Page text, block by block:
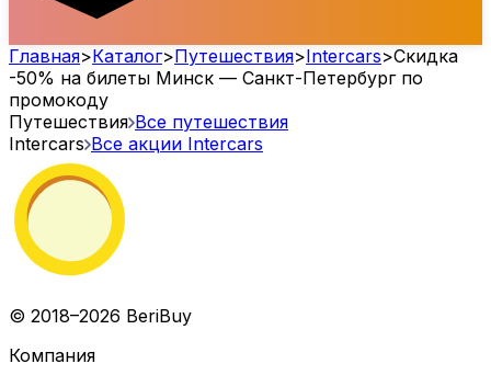
Главная>Каталог>Путешествия>Intercars>Скидка
-50% на билеты Минск — Санкт-Петербург по
промокоду
Путешествия Все путешествия
Intercars Все акции Intercars
© 2018–2026 BeriBuy
Компания